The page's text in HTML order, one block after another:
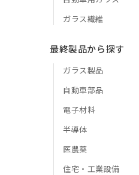
ガラス繊維
最終製品から探す
ガラス製品
自動車部品
電子材料
半導体
医農薬
住宅・工業設備